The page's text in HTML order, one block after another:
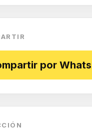
por